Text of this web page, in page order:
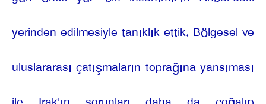
yerinden edilmesiyle tanıklık ettik. Bölgesel ve
uluslararası çatışmaların toprağına yansıması